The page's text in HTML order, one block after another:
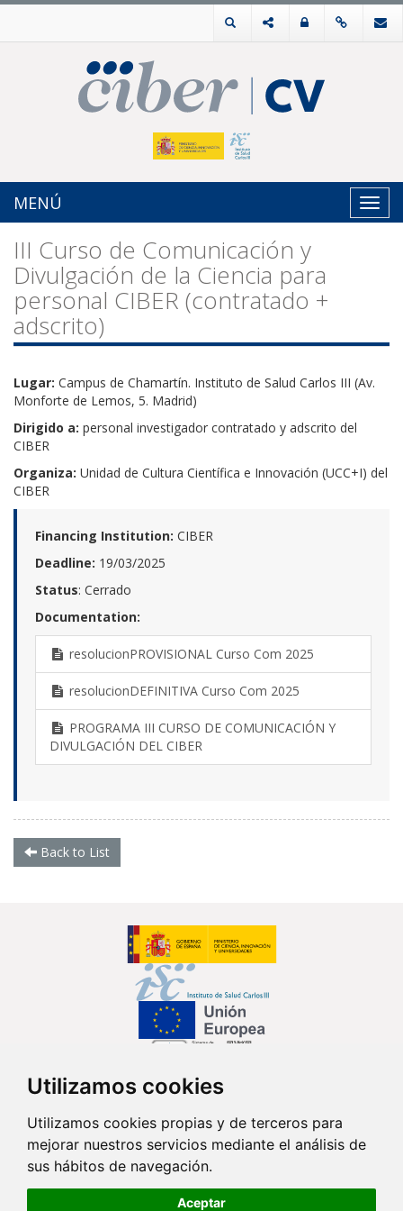
Utilizamos cookies
Utilizamos cookies propias y de terceros para
mejorar nuestros servicios mediante el análisis de
sus hábitos de navegación.
Aceptar
MENÚ
III Curso de Comunicación y
Divulgación de la Ciencia para
personal CIBER (contratado +
adscrito)
Lugar: Campus de Chamartín. Instituto de Salud Carlos III (Av.
Monforte de Lemos, 5. Madrid)
Dirigido a: personal investigador contratado y adscrito del
CIBER
Organiza: Unidad de Cultura Científica e Innovación (UCC+I) del
CIBER
Financing Institution: CIBER
Deadline: 19/03/2025
Status: Cerrado
Documentation:
resolucionPROVISIONAL Curso Com 2025
resolucionDEFINITIVA Curso Com 2025
PROGRAMA III CURSO DE COMUNICACIÓN Y
DIVULGACIÓN DEL CIBER
Back to List
Contact
Av. Monforte de Lemos, 3-5. Pabellón 11. Planta 0 28029 Madrid